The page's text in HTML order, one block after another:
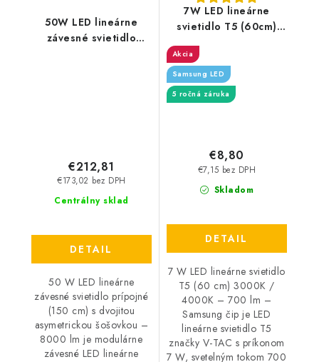
50W LED lineárne
závesné svietidlo
Centrálny sklad
€173,02 bez DPH
€212,81
DETAIL
50 W LED lineárne
závesné svietidlo prípojné
(150 cm) s dvojitou
asymetrickou šošovkou –
8000 lm je modulárne
závesné LED lineárne
7W LED lineárne
svietidlo T5 (60cm)
3000K / 4000K -
700lm - Samsung čip
Akcia
Samsung LED
5 ročná záruka
Skladom
€7,15 bez DPH
€8,80
DETAIL
7 W LED lineárne svietidlo
T5 (60 cm) 3000K /
4000K – 700 lm –
Samsung čip je LED
lineárne svietidlo T5
značky V-TAC s príkonom
7 W, svetelným tokom 700